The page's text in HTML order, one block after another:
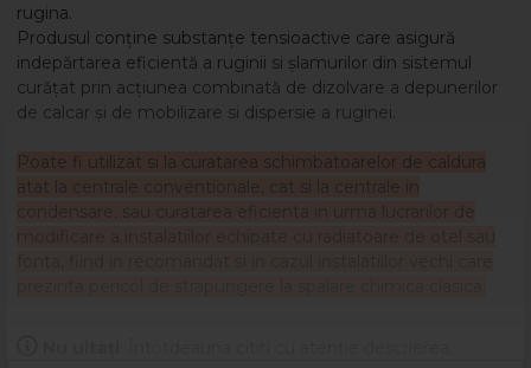
rugina.
Produsul conține substanțe tensioactive care asigură
indepărtarea eficientă a ruginii si şlamurilor din sistemul
curățat prin acțiunea combinată de dizolvare a depunerilor
de calcar şi de mobilizare si dispersie a ruginei.
Poate fi utilizat si la curatarea schimbatoarelor de caldura
atat la centrale conventionale, cat si la centrale in
condensare, sau curatarea eficienta in urma lucrarilor de